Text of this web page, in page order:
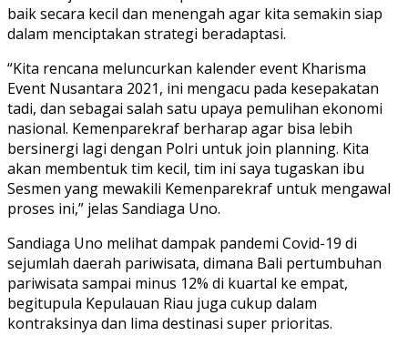
baik secara kecil dan menengah agar kita semakin siap
dalam menciptakan strategi beradaptasi.
“Kita rencana meluncurkan kalender event Kharisma
Event Nusantara 2021, ini mengacu pada kesepakatan
tadi, dan sebagai salah satu upaya pemulihan ekonomi
nasional. Kemenparekraf berharap agar bisa lebih
bersinergi lagi dengan Polri untuk join planning. Kita
akan membentuk tim kecil, tim ini saya tugaskan ibu
Sesmen yang mewakili Kemenparekraf untuk mengawal
proses ini,” jelas Sandiaga Uno.
Sandiaga Uno melihat dampak pandemi Covid-19 di
sejumlah daerah pariwisata, dimana Bali pertumbuhan
pariwisata sampai minus 12% di kuartal ke empat,
begitupula Kepulauan Riau juga cukup dalam
kontraksinya dan lima destinasi super prioritas.